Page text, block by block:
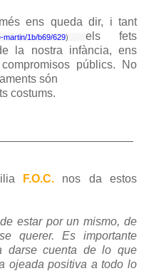
ens queda dir, i tant
martin/1b/b69/629)els fets
la nostra infància, ens
públics. No
són
costums.
F.O.C.nos da estos
estar por un mismo, de
querer. Es importante
darse cuenta de lo que
ojeada positiva a todo lo